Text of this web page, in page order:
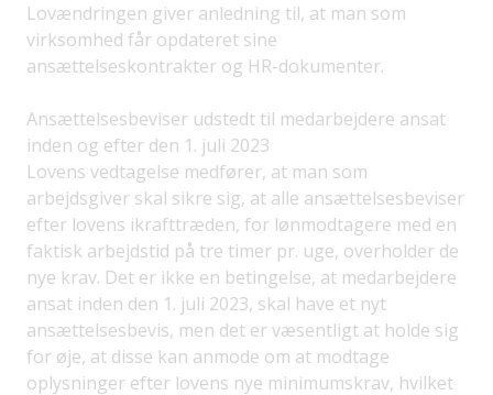
Lovændringen giver anledning til, at man som
virksomhed får opdateret sine
ansættelseskontrakter og HR-dokumenter.
Ansættelsesbeviser udstedt til medarbejdere ansat
inden og efter den 1. juli 2023
Lovens vedtagelse medfører, at man som
arbejdsgiver skal sikre sig, at alle ansættelsesbeviser
efter lovens ikrafttræden, for lønmodtagere med en
faktisk arbejdstid på tre timer pr. uge, overholder de
nye krav. Det er ikke en betingelse, at medarbejdere
ansat inden den 1. juli 2023, skal have et nyt
ansættelsesbevis, men det er væsentligt at holde sig
for øje, at disse kan anmode om at modtage
oplysninger efter lovens nye minimumskrav, hvilket